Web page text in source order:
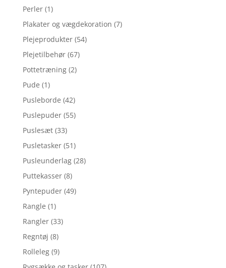
Perler (1)
Plakater og vægdekoration (7)
Plejeprodukter (54)
Plejetilbehør (67)
Pottetræning (2)
Pude (1)
Pusleborde (42)
Puslepuder (55)
Puslesæt (33)
Pusletasker (51)
Pusleunderlag (28)
Puttekasser (8)
Pyntepuder (49)
Rangle (1)
Rangler (33)
Regntøj (8)
Rolleleg (9)